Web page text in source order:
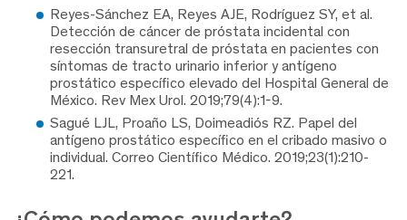
Reyes-Sánchez EA, Reyes AJE, Rodríguez SY, et al.
Detección de cáncer de próstata incidental con
resección transuretral de próstata en pacientes con
síntomas de tracto urinario inferior y antígeno
prostático específico elevado del Hospital General de
México. Rev Mex Urol. 2019;79(4):1-9.
Sagué LJL, Proaño LS, Doimeadiós RZ. Papel del
antígeno prostático específico en el cribado masivo o
individual. Correo Científico Médico. 2019;23(1):210-
221.